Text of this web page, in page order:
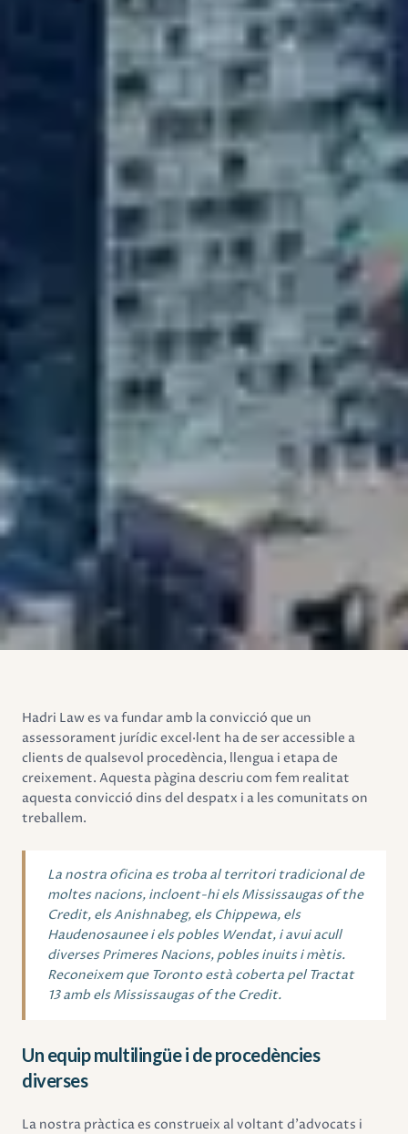
Hadri Law es va fundar amb la convicció que un
assessorament jurídic excel·lent ha de ser accessible a
clients de qualsevol procedència, llengua i etapa de
creixement. Aquesta pàgina descriu com fem realitat
aquesta convicció dins del despatx i a les comunitats on
treballem.
La nostra oficina es troba al territori tradicional de
moltes nacions, incloent-hi els Mississaugas of the
Credit, els Anishnabeg, els Chippewa, els
Haudenosaunee i els pobles Wendat, i avui acull
diverses Primeres Nacions, pobles inuits i mètis.
Reconeixem que Toronto està coberta pel Tractat
13 amb els Mississaugas of the Credit.
Un equip multilingüe i de procedències
diverses
La nostra pràctica es construeix al voltant d'advocats i